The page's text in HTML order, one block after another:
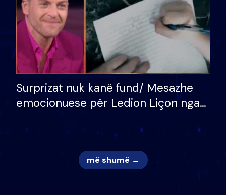
Surprizat nuk kanë fund/ Mesazhe
emocionuese për Ledion Liçon nga
nuk i mban dot lotët: Nuk meritoj…
më shumë →